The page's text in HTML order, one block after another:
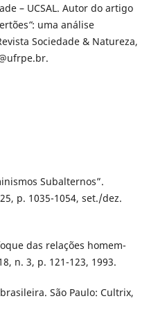
– UCSAL. Autor do artigo
”: uma análise
Sociedade & Natureza,
Subalternos”.
p. 1035-1054, set./dez.
das relações homem-
n. 3, p. 121-123, 1993.
São Paulo: Cultrix,